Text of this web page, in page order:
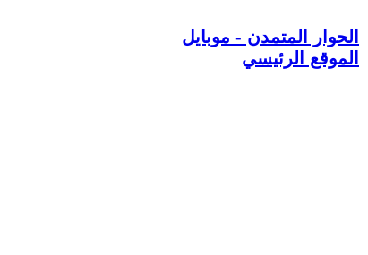
الحوار المتمدن - موبايل
الموقع الرئيسي